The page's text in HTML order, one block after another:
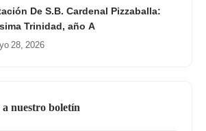
De S.B. Cardenal Pizzaballa:
Trinidad, año A
28, 2026
a nuestro boletín